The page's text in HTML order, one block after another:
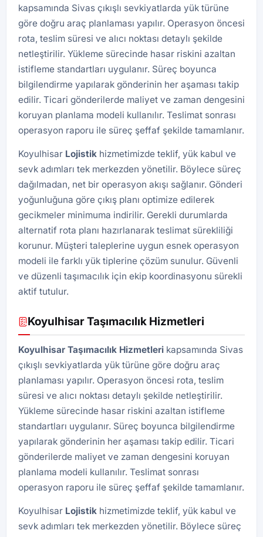
kapsamında Sivas çıkışlı sevkiyatlarda yük türüne
göre doğru araç planlaması yapılır. Operasyon öncesi
rota, teslim süresi ve alıcı noktası detaylı şekilde
netleştirilir. Yükleme sürecinde hasar riskini azaltan
istifleme standartları uygulanır. Süreç boyunca
bilgilendirme yapılarak gönderinin her aşaması takip
edilir. Ticari gönderilerde maliyet ve zaman dengesini
koruyan planlama modeli kullanılır. Teslimat sonrası
operasyon raporu ile süreç şeffaf şekilde tamamlanır.
Koyulhisar Lojistik hizmetimizde teklif, yük kabul ve
sevk adımları tek merkezden yönetilir. Böylece süreç
dağılmadan, net bir operasyon akışı sağlanır. Gönderi
yoğunluğuna göre çıkış planı optimize edilerek
gecikmeler minimuma indirilir. Gerekli durumlarda
alternatif rota planı hazırlanarak teslimat sürekliliği
korunur. Müşteri taleplerine uygun esnek operasyon
modeli ile farklı yük tiplerine çözüm sunulur. Güvenli
ve düzenli taşımacılık için ekip koordinasyonu sürekli
aktif tutulur.
Koyulhisar Taşımacılık Hizmetleri
Koyulhisar Taşımacılık Hizmetleri kapsamında Sivas
çıkışlı sevkiyatlarda yük türüne göre doğru araç
planlaması yapılır. Operasyon öncesi rota, teslim
süresi ve alıcı noktası detaylı şekilde netleştirilir.
Yükleme sürecinde hasar riskini azaltan istifleme
standartları uygulanır. Süreç boyunca bilgilendirme
yapılarak gönderinin her aşaması takip edilir. Ticari
gönderilerde maliyet ve zaman dengesini koruyan
planlama modeli kullanılır. Teslimat sonrası
operasyon raporu ile süreç şeffaf şekilde tamamlanır.
Koyulhisar Lojistik hizmetimizde teklif, yük kabul ve
sevk adımları tek merkezden yönetilir. Böylece süreç